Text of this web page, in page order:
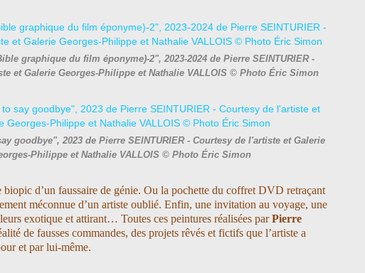
graphique du film éponyme)-2", 2023-2024 de Pierre SEINTURIER -
et Galerie Georges-Philippe et Nathalie VALLOIS © Photo Éric Simon
goodbye", 2023 de Pierre SEINTURIER - Courtesy de l'artiste et Galerie
Philippe et Nathalie VALLOIS © Photo Éric Simon
biopic d’un faussaire de génie. Ou la pochette du coffret DVD retraçant
méconnue d’un artiste oublié. Enfin, une invitation au voyage, une
exotique et attirant… Toutes ces peintures réalisées parPierre
de fausses commandes, des projets rêvés et fictifs que l’artiste a
et par lui-même.